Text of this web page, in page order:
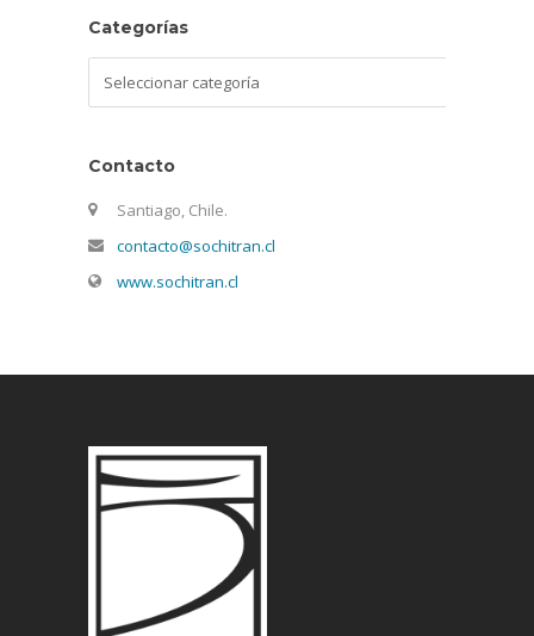
Categorías
Contacto
Santiago, Chile.
contacto@sochitran.cl
www.sochitran.cl